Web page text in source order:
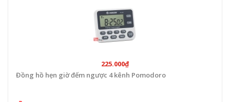
225.000₫
Đồng hồ hẹn giờ đếm ngược 4 kênh Pomodoro